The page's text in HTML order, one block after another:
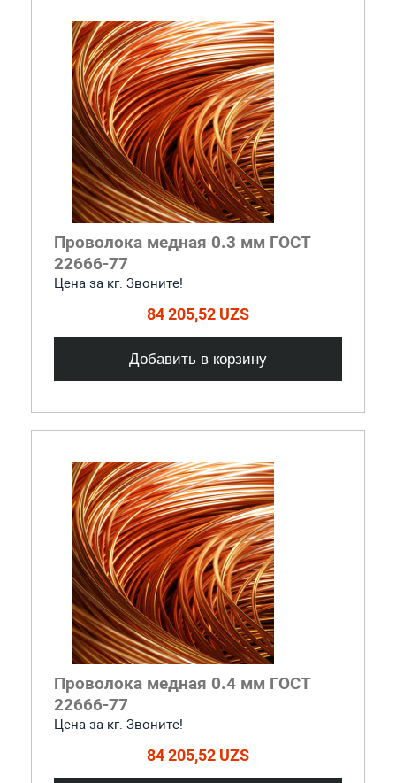
Проволока медная 0.3 мм ГОСТ
22666-77
Цена за кг. Звоните!
84 205,52 UZS
Добавить в корзину
Проволока медная 0.4 мм ГОСТ
22666-77
Цена за кг. Звоните!
84 205,52 UZS